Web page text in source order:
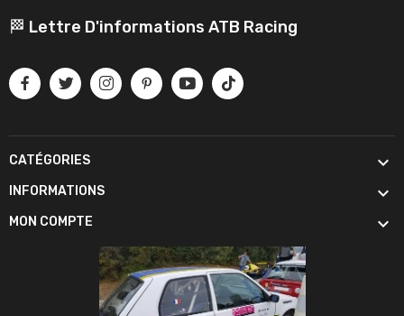
🏁 Lettre D'informations ATB Racing
CATÉGORIES 
INFORMATIONS 
MON COMPTE 